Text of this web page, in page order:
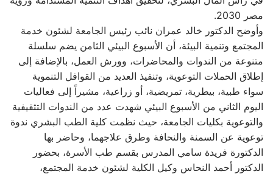
مصر 2030.
وأوضح الدكتور خالد عمران نائب رئيس الجامعة لشئون خدمة
المجتمع وتنمية البيئة، أن الأسبوع البيئي الثامن يضم سلسلة
متنوعة من الندوات والمحاضرات، وورش العمل، بالإضافة إلى
إطلاق الحملات التوعوية، وتنفيذ العديد من القوافل التنموية
سواء طبية، بيطرية، تمريضية، أو زراعية، مشيراً إلى فعاليات
اليوم الثاني من الأسبوع البيئي شهدت عدد من الندوات التثقيفية
والتوعوية بكليات الجامعة، حيث نظمت كلية الطب البشري ندوة
توعوية عن السمنة والنحافة وطرق علاجهما، وحاضر بها
الدكتورة فريدة سامي المدرس بقسم طب الأسرة، بحضور
الدكتور أحمد النحاس وكيل الكلية لشئون خدمة المجتمع،